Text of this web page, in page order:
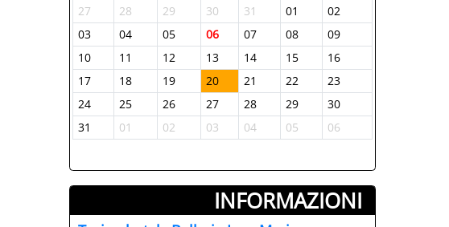
27
28 29 30 31 01
02
03
04 05 06 07 08
09
10
11 12 13 14 15
16
17
18 19 20 21 22
23
24
25 26 27 28 29
30
31
01 02 03 04 05 06
INFORMAZIONI ­